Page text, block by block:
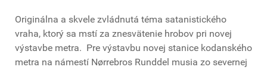
Originálna a skvele zvládnutá téma satanistického
vraha, ktorý sa mstí za znesvätenie hrobov pri novej
výstavbe metra. Pre výstavbu novej stanice kodanského
metra na námestí Nørrebros Runddel musia zo severnej